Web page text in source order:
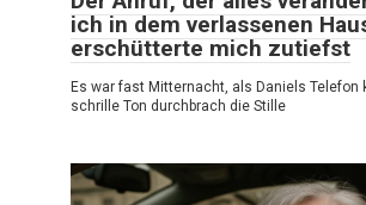
ich in dem verlassenen
erschütterte mich zutiefst
Es war fast Mitternacht, als Daniels Telefon
schrille Ton durchbrach die Stille